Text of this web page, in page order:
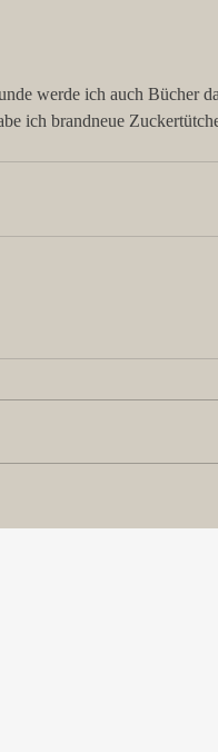
werde ich auch Bücher
ich brandneue